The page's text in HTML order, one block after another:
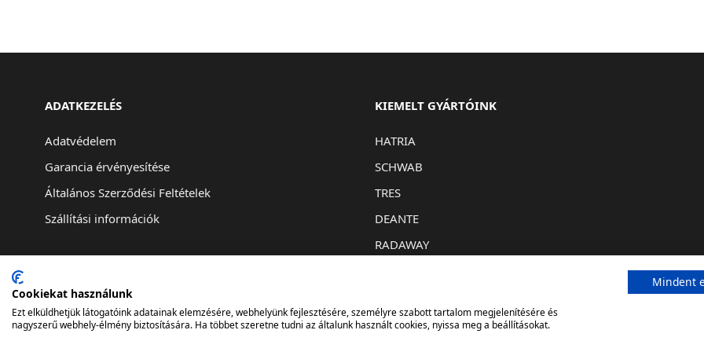
ADATKEZELÉS
Adatvédelem
Garancia érvényesítése
Általános Szerződési Feltételek
Szállítási információk
KIEMELT GYÁRTÓINK
HATRIA
SCHWAB
TRES
DEANTE
RADAWAY
Cookiekat használunk
Ezt elküldhetjük látogatóink adatainak elemzésére, webhelyünk fejlesztésére, személyre szabott tartalom megjelenítésére és
nagyszerű webhely-élmény biztosítására. Ha többet szeretne tudni az általunk használt cookies, nyissa meg a beállításokat.
Mindent